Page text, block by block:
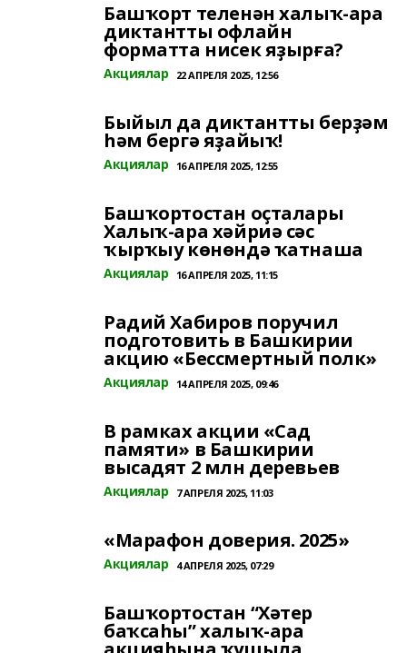
Башҡорт теленән халыҡ-ара
диктантты офлайн
форматта нисек яҙырға?
Акциялар 22 АПРЕЛЯ 2025, 12:56
Быйыл да диктантты берҙәм
һәм бергә яҙайыҡ!
Акциялар 16 АПРЕЛЯ 2025, 12:55
Башҡортостан оҫталары
Халыҡ-ара хәйриә сәс
ҡырҡыу көнөндә ҡатнаша
Акциялар 16 АПРЕЛЯ 2025, 11:15
Радий Хабиров поручил
подготовить в Башкирии
акцию «Бессмертный полк»
Акциялар 14 АПРЕЛЯ 2025, 09:46
В рамках акции «Сад
памяти» в Башкирии
высадят 2 млн деревьев
Акциялар 7 АПРЕЛЯ 2025, 11:03
«Марафон доверия. 2025»
Акциялар 4 АПРЕЛЯ 2025, 07:29
Башҡортостан “Хәтер
баҡсаһы” халыҡ-ара